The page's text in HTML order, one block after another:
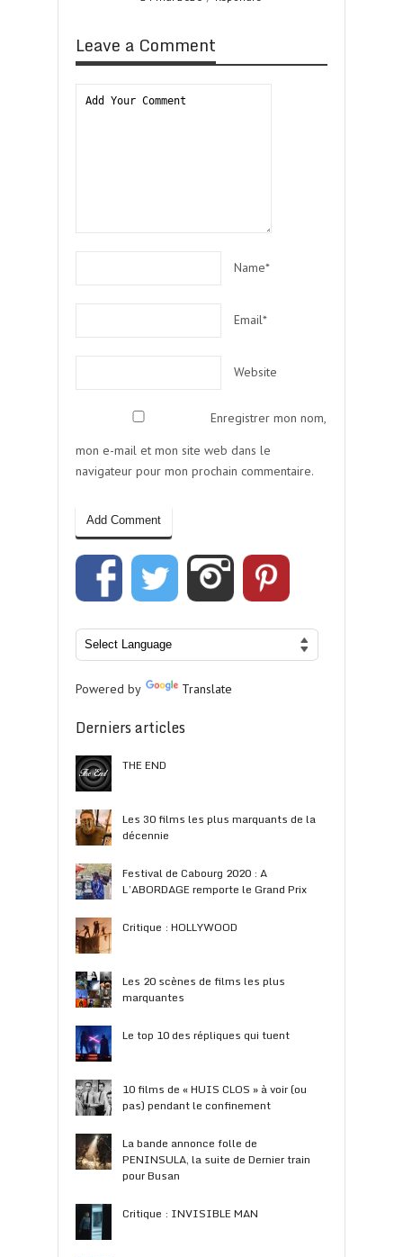
Leave a Comment
Name*
Email*
Website
Enregistrer mon nom,
mon e-mail et mon site web dans le
navigateur pour mon prochain commentaire.
Powered by Translate
Derniers articles
THE END
Les 30 films les plus marquants de la
décennie
Festival de Cabourg 2020 : A
L’ABORDAGE remporte le Grand Prix
Critique : HOLLYWOOD
Les 20 scènes de films les plus
marquantes
Le top 10 des répliques qui tuent
10 films de « HUIS CLOS » à voir (ou
pas) pendant le confinement
La bande annonce folle de
PENINSULA, la suite de Dernier train
pour Busan
Critique : INVISIBLE MAN